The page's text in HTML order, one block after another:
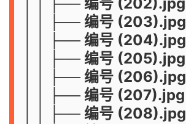
│ │ ├── 编号 (203).jpg
│ │ ├── 编号 (204).jpg
│ │ ├── 编号 (205).jpg
│ │ ├── 编号 (206).jpg
│ │ ├── 编号 (207).jpg
│ │ ├── 编号 (208).jpg